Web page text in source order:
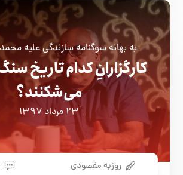
به بهانه سوگنامه سازندگی علیه
کارگزارانِ کدام تاریخ
می‌شکنند؟
۲۳ مرداد ۱۳۹۷
روزبه مقصودی